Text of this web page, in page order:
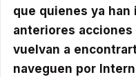
que quienes ya
anteriores acciones
vuelvan a
naveguen por